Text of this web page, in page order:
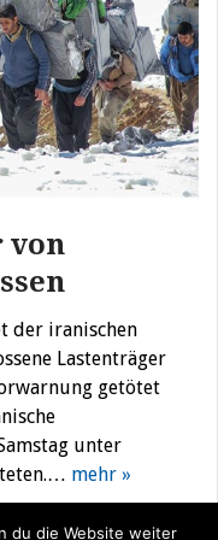
von
der iranischen
Lastenträger
getötet
unter
mehr »
du die Website weiter